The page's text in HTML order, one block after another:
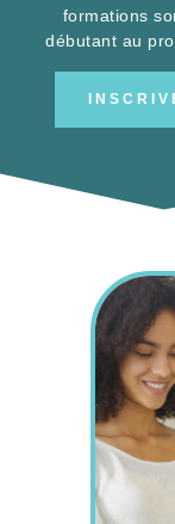
formations
débutant au